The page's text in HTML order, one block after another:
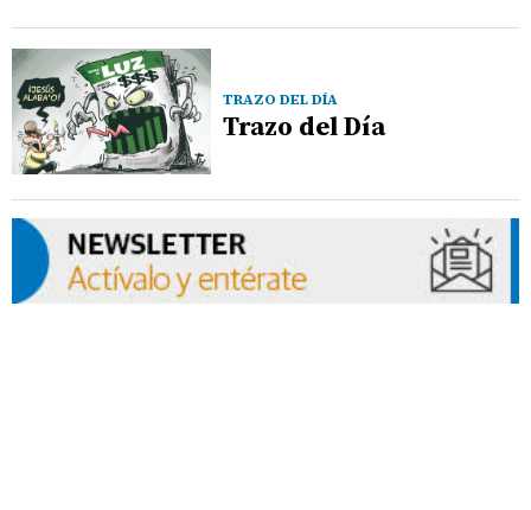
TRAZO DEL DÍA
Trazo del Día